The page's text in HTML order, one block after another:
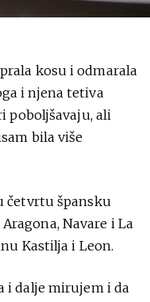
kosu i odmarala
i njena tetiva
poboljšavaju, ali
bila više
četvrtu špansku
Navare i La
Kastilja i Leon.
i dalje mirujem i da